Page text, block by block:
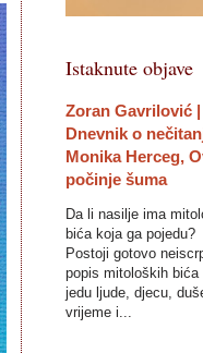
Istaknute objave
Zoran Gavrilović |
Dnevnik o
Monika Herceg,
počinje šuma
Da li nasilje ima
bića koja ga pojedu?
Postoji gotovo
popis mitoloških bića
jedu ljude, djecu,
vrijeme i...